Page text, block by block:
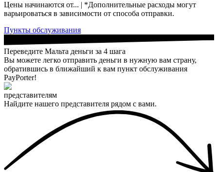
Цены начинаются от... | *Дополнительные расходы могут
варьироваться в зависимости от способа отправки.
Пункты обслуживания
Переведите Мальта деньги за 4 шага
Вы можете легко отправить деньги в нужную вам страну,
обратившись в ближайший к вам пункт обслуживания
PayPorter!
представителям
Найдите нашего представителя рядом с вами.